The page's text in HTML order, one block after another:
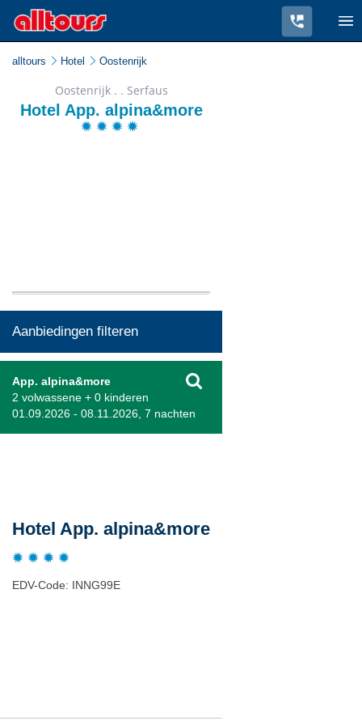
alltours Hotel Oostenrijk
Oostenrijk . . Serfaus
Hotel App. alpina&more
Aanbiedingen filteren
App. alpina&more
2 volwassene + 0 kinderen
01.09.2026 - 08.11.2026, 7 nachten
Hotel App. alpina&more
EDV-Code: INNG99E